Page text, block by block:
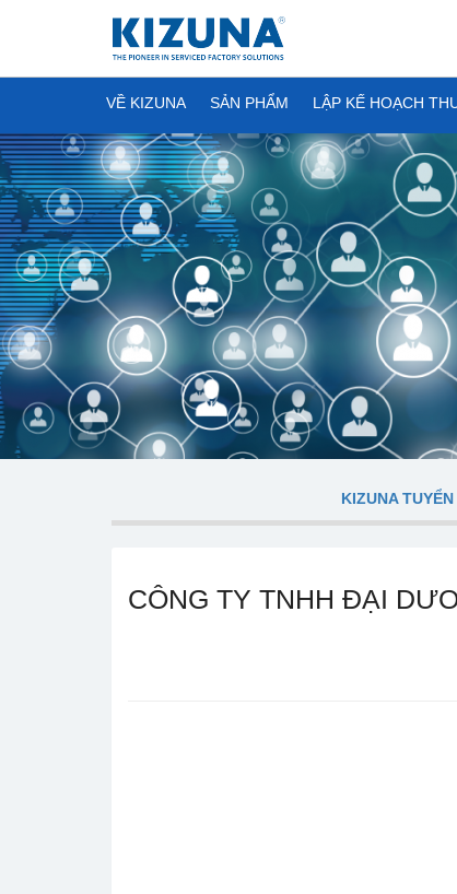
VỀ KIZUNA SẢN PHẨM LẬP KẾ HOẠCH
KIZUNA TUYỂN
CÔNG TY TNHH ĐẠI